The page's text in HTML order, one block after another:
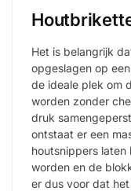
Het is belangrijk
opgeslagen op
de ideale plek om
worden zonder
druk
ontstaat er een
houtsnippers
worden en de
er dus voor dat